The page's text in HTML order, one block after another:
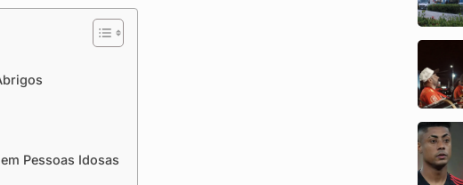
Pessoas Idosas